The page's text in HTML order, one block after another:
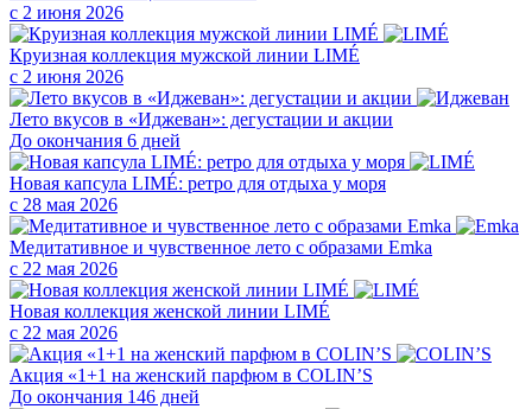
с 2 июня 2026
Круизная коллекция мужской линии LIMÉ
с 2 июня 2026
Лето вкусов в «Иджеван»: дегустации и акции
До окончания 6 дней
Новая капсула LIMÉ: ретро для отдыха у моря
с 28 мая 2026
Медитативное и чувственное лето с образами Emka
с 22 мая 2026
Новая коллекция женской линии LIMÉ
с 22 мая 2026
Акция «1+1 на женский парфюм в COLIN’S
До окончания 146 дней